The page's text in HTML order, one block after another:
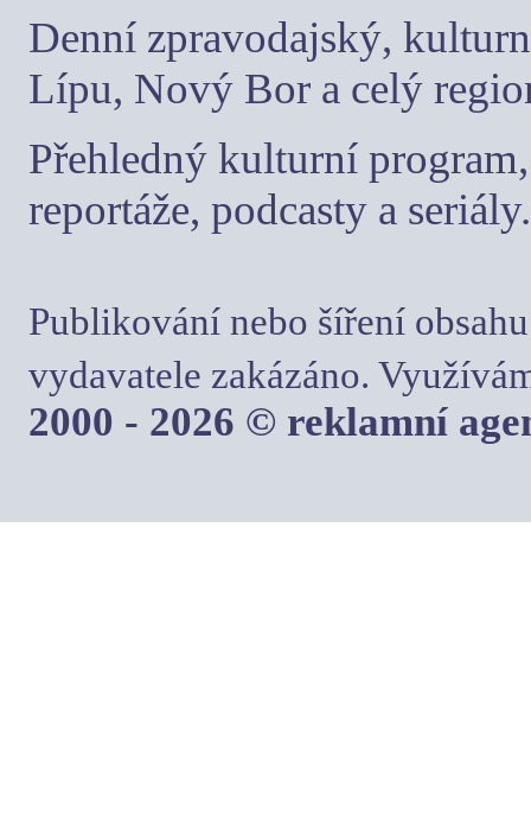
Denní zpravodajský,
Lípu, Nový Bor a celý
Přehledný kulturní
reportáže, podcasty a seriály.
Publikování nebo šíření
vydavatele zakázáno.
2000 - 2026 © reklamní